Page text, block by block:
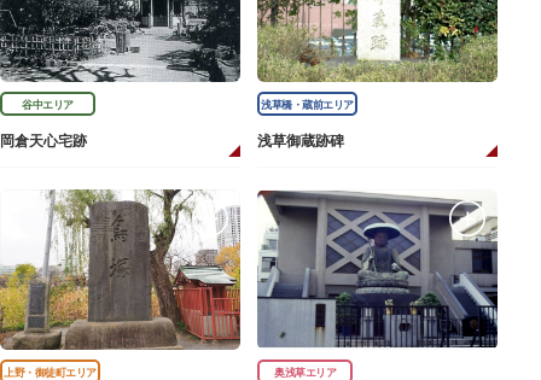
谷中エリア
岡倉天心宅跡
浅草橋・蔵前エリア
浅草御蔵跡碑
上野・御徒町エリア 奥浅草エリア